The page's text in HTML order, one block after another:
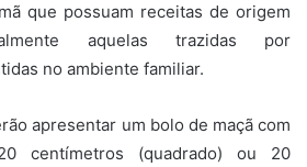
que possuam receitas de origem
aquelas trazidas por
no ambiente familiar.
apresentar um bolo de maçã com
centímetros (quadrado) ou 20